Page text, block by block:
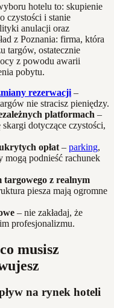
hotelu to: skupienie
czystości i stanie
anulacji oraz
z Poznania: firma, która
targów, ostatecznie
z powodu awarii
pobytu.
rezerwacji –
nie stracisz pieniędzy.
platformach –
dotyczące czystości,
opłat – parking,
podnieść rachunek
targowego z realnym
piesza mają ogromne
– nie zakładaj, że
profesjonalizmu.
musisz
na rynek hoteli